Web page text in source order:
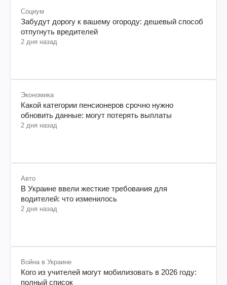
Социум
Забудут дорогу к вашему огороду: дешевый способ
отпугнуть вредителей
2 дня назад
Экономика
Какой категории пенсионеров срочно нужно
обновить данные: могут потерять выплаты
2 дня назад
Авто
В Украине ввели жесткие требования для
водителей: что изменилось
2 дня назад
Война в Украине
Кого из учителей могут мобилизовать в 2026 году:
полный список